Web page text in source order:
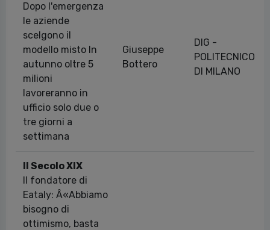
Dopo l'emergenza
le aziende
scelgono il
modello misto In
autunno oltre 5
milioni
lavoreranno in
ufficio solo due o
tre giorni a
settimana
Giuseppe
Bottero
DIG -
POLITECNICO
DI MILANO
Il Secolo XIX
Il fondatore di
Eataly: Â«Abbiamo
bisogno di
ottimismo, basta